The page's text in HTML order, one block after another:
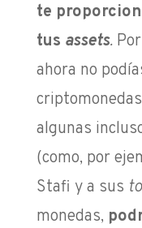
te
tus assets.Por
ahora no
algunas
(como, por
Stafi y a sus
monedas,